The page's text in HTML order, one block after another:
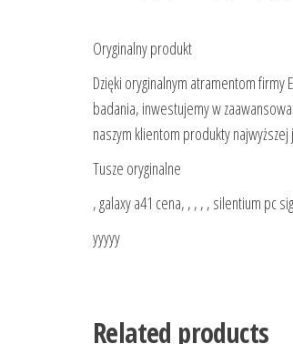
Oryginalny produkt
Dzięki oryginalnym atramentom
badania, inwestujemy w
naszym klientom produkty najwyższej
Tusze oryginalne
, galaxy a41 cena, , , , , silentium pc
yyyyy
Related products